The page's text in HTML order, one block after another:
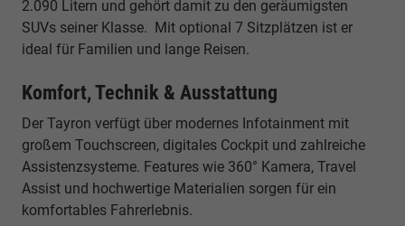
2.090 Litern und gehört damit zu den geräumigsten
SUVs seiner Klasse. Mit optional 7 Sitzplätzen ist er
ideal für Familien und lange Reisen.
Komfort, Technik & Ausstattung
Der Tayron verfügt über modernes Infotainment mit
großem Touchscreen, digitales Cockpit und zahlreiche
Assistenzsysteme. Features wie 360° Kamera, Travel
Assist und hochwertige Materialien sorgen für ein
komfortables Fahrerlebnis.